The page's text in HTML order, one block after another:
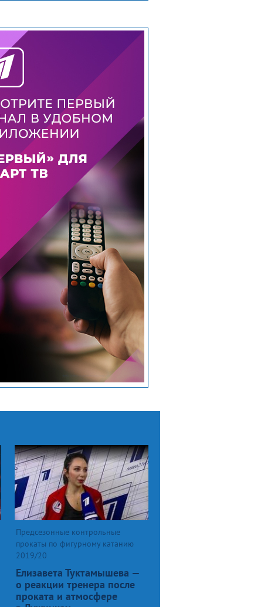
Предсезонные контрольные
прокаты по фигурному катанию
2019/20
Елизавета Туктамышева —
о реакции тренера после
проката и атмосфере